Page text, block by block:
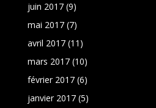
juin 2017(9)
mai 2017(7)
avril 2017(11)
mars 2017(10)
février 2017(6)
janvier 2017(5)